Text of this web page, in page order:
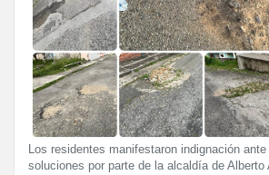
Los residentes manifestaron indignación
soluciones por parte de la alcaldía de Alberto